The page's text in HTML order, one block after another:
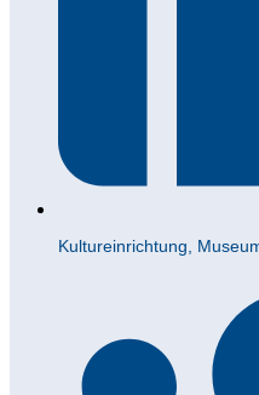
Kultureinrichtung,